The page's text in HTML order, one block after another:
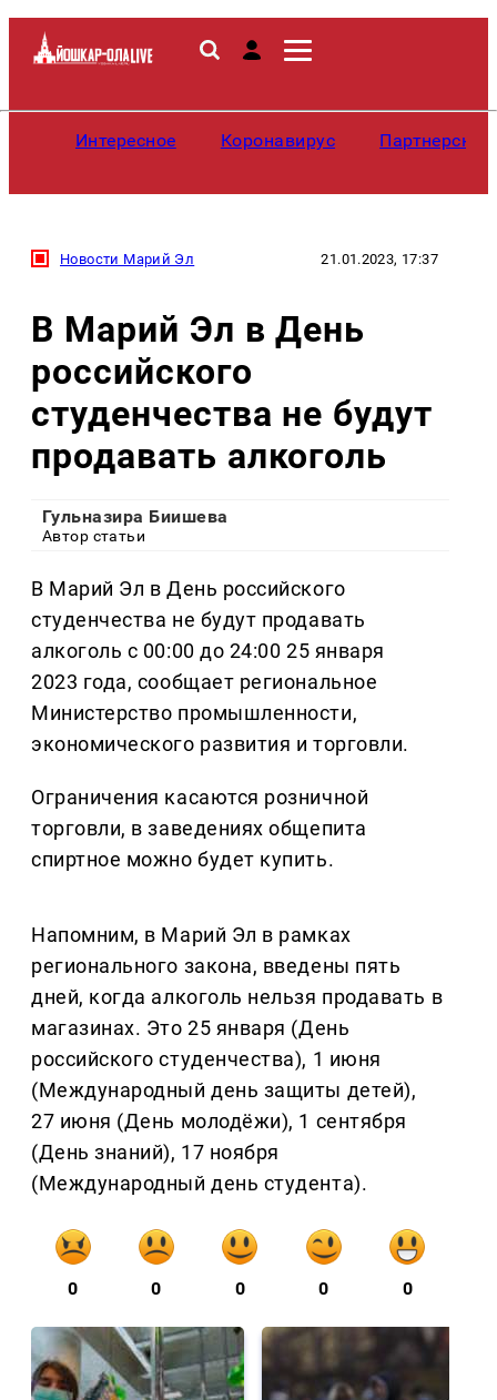
Интересное Коронавирус
Новости Марий Эл 21.01.2023, 17:37
В Марий Эл в День
российского
студенчества не будут
продавать алкоголь
Гульназира Биишева
Автор статьи
В Марий Эл в День российского
студенчества не будут продавать
алкоголь с 00:00 до 24:00 25 января
2023 года, сообщает региональное
Министерство промышленности,
экономического развития и торговли.
Ограничения касаются розничной
торговли, в заведениях общепита
спиртное можно будет купить.
Напомним, в Марий Эл в рамках
регионального закона, введены пять
дней, когда алкоголь нельзя продавать в
магазинах. Это 25 января (День
российского студенчества), 1 июня
(Международный день защиты детей),
27 июня (День молодёжи), 1 сентября
(День знаний), 17 ноября
(Международный день студента).
0 0 0 0 0